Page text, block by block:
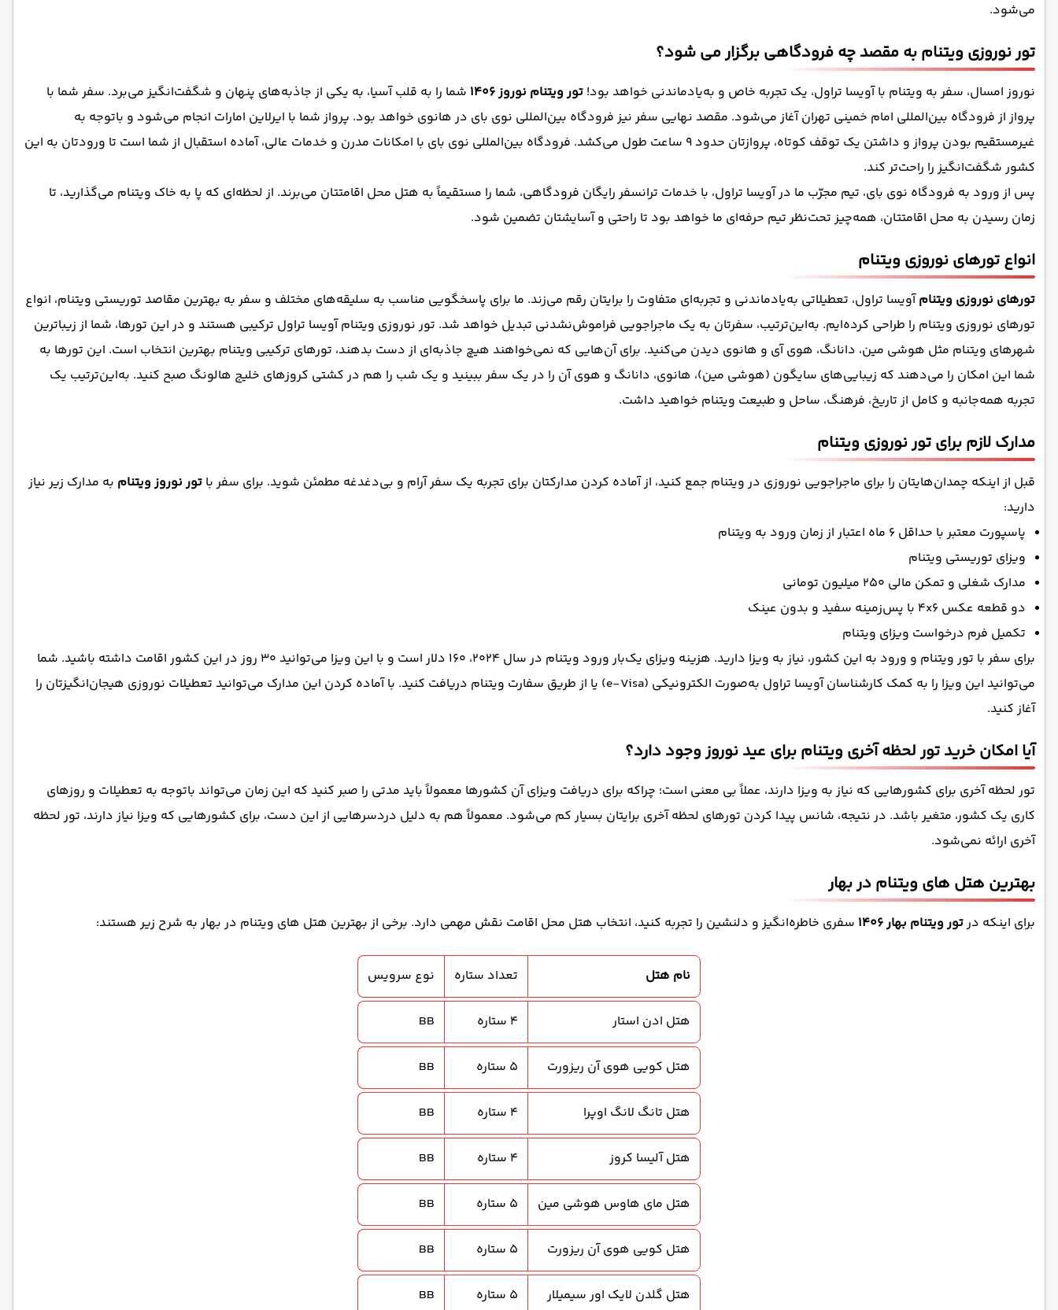
می‌شود.
تور نوروزی ویتنام به مقصد چه فرودگاهی برگزار می شود؟
نوروز امسال، سفر به ویتنام با آویسا تراول، یک تجربه خاص و به‌یادماندنی خواهد بود! تور ویتنام نوروز 1406
شما را به قلب آسیا، به یکی از جاذبه‌های پنهان و شگفت‌انگیز می‌برد. سفر شما با
پرواز از فرودگاه‌ بین‌المللی امام خمینی تهران آغاز می‌شود. مقصد نهایی سفر نیز فرودگاه‌ بین‌المللی نوی بای در هانوی خواهد بود. پرواز شما با ایرلاین امارات انجام می‌شود و با‌توجه ‌به
غیرمستقیم بودن پرواز و داشتن یک توقف کوتاه، پروازتان حدود 9 ساعت طول می‌کشد. فرودگاه بین‌المللی نوی بای با امکانات مدرن و خدمات عالی، آماده استقبال از شما است تا ورودتان به این
کشور شگفت‌انگیز را راحت‌تر کند.
پس از ورود به فرودگاه نوی بای، تیم مجرّب ما در آویسا تراول، با خدمات ترانسفر رایگان فرودگاهی، شما را مستقیماً به هتل محل اقامتتان می‌برند. از لحظه‌ای که پا به خاک ویتنام می‌گذارید، تا
زمان رسیدن به محل اقامتتان، همه‌چیز تحت‌نظر تیم حرفه‌ای ما خواهد بود تا راحتی و آسایشتان تضمین شود.
انواع تورهای نوروزی ویتنام
تورهای نوروزی ویتنامآویسا تراول، تعطیلاتی به‌یادماندنی و تجربه‌ای متفاوت را برایتان رقم می‌زند. ما برای پاسخگویی مناسب به سلیقه‌های مختلف و سفر به بهترین مقاصد توریستی ویتنام، انواع
تورهای نوروزی ویتنام را طراحی کرده‌ایم. به‌این‌ترتیب، سفرتان به یک ماجراجویی فراموش‌نشدنی تبدیل خواهد شد. تور نوروزی ویتنام آویسا تراول ترکیبی هستند و در این تورها، شما از زیباترین
شهرهای ویتنام مثل هوشی مین، دانانگ، هوی آی و هانوی دیدن می‌کنید. برای آن‌هایی که نمی‌خواهند هیچ جاذبه‌ای از دست بدهند، تورهای ترکیبی ویتنام بهترین انتخاب است. این تورها به
شما این امکان را می‌دهند که زیبایی‌های سایگون (هوشی مین)، هانوی، دانانگ و هوی آن را در یک سفر ببینید و یک شب را هم در کشتی کروزهای خلیج هالونگ صبح کنید. به‌این‌ترتیب یک
تجربه همه‌جانبه و کامل از تاریخ، فرهنگ، ساحل و طبیعت ویتنام خواهید داشت.
مدارک لازم برای تور نوروزی ویتنام
قبل از اینکه چمدان‌هایتان را برای ماجراجویی نوروزی در ویتنام جمع کنید، از آماده کردن مدارکتان برای تجربه یک سفر آرام و بی‌دغدغه مطمئن شوید. برای سفر با تور نوروز ویتنام به مدارک زیر نیاز
دارید:
پاسپورت معتبر با حداقل 6 ماه اعتبار از زمان ورود به ویتنام
ویزای توریستی ویتنام
مدارک شغلی و تمکن مالی 250 میلیون تومانی
دو قطعه عکس 4x6 با پس‌زمینه سفید و بدون عینک
تکمیل فرم درخواست ویزای ویتنام
برای سفر با تور ویتنام و ورود به این کشور، نیاز به ویزا دارید. هزینه ویزای یک‌بار ورود ویتنام در سال 2024، 160 دلار است و با این ویزا می‌توانید 30 روز در این کشور اقامت داشته باشید. شما
می‌توانید این ویزا را به کمک کارشناسان آویسا تراول به‌صورت الکترونیکی (e-Visa) یا از طریق سفارت ویتنام دریافت کنید. با آماده‌ کردن این مدارک می‌توانید تعطیلات نوروزی هیجان‌انگیزتان را
آغاز کنید.
آیا امکان خرید تور لحظه آخری ویتنام برای عید نوروز وجود دارد؟
تور لحظه آخری برای کشورهایی که نیاز به ویزا دارند، عملاً بی معنی است؛ چراکه برای دریافت ویزای آن کشورها معمولاً باید مدتی را صبر کنید که این زمان می‌تواند باتوجه به تعطیلات و روزهای
کاری یک کشور، متغیر باشد. در نتیجه، شانس پیدا کردن تورهای لحظه آخری برایتان بسیار کم می‌شود. معمولاً هم به دلیل دردسرهایی از این دست، برای کشورهایی که ویزا نیاز دارند، تور لحظه
آخری ارائه نمی‌شود.
بهترین هتل های ویتنام در بهار
برای اینکه درتور ویتنام بهار 1406 سفری خاطره‌انگیز و دلنشین را تجربه کنید، انتخاب هتل محل اقامت نقش مهمی دارد. برخی از بهترین هتل های ویتنام در بهار به شرح زیر هستند:
نام هتل تعداد ستاره نوع سرویس
هتل ادن استار 4 ستاره BB
هتل کویی هوی آن ریزورت 5 ستاره BB
هتل تانگ لانگ اوپرا 4 ستاره BB
هتل آلیسا کروز 4 ستاره BB
هتل مای هاوس هوشی مین 5 ستاره BB
هتل کویی هوی آن ریزورت 5 ستاره BB
هتل گلدن لایک اور سیمیلار 5 ستاره BB